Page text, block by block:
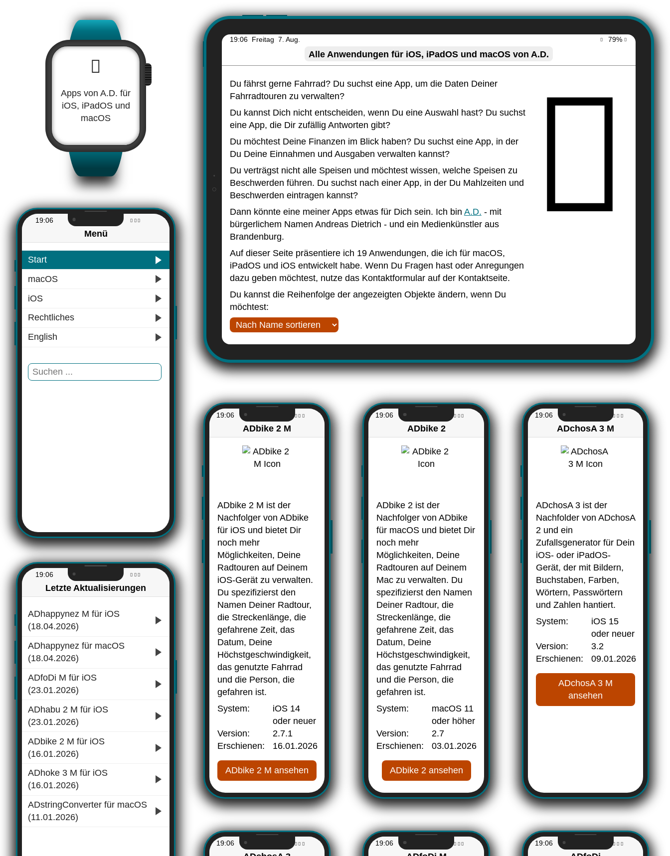
Apps von A.D. für
iOS, iPadOS und
macOS
19:06
Menü
Start
macOS
iOS
Rechtliches
English
19:06
Letzte Aktualisierungen
ADhappynez M für iOS
(18.04.2026)
ADhappynez für macOS
(18.04.2026)
ADfoDi M für iOS
(23.01.2026)
ADhabu 2 M für iOS
(23.01.2026)
ADbike 2 M für iOS
(16.01.2026)
ADhoke 3 M für iOS
(16.01.2026)
ADstringConverter für macOS
(11.01.2026)
19:06 Freitag 7. Aug. 79%
Alle Anwendungen für iOS, iPadOS und macOS von A.D.
Du fährst gerne Fahrrad? Du suchst eine App, um die Daten Deiner
Fahrradtouren zu verwalten?
Du kannst Dich nicht entscheiden, wenn Du eine Auswahl hast? Du suchst
eine App, die Dir zufällig Antworten gibt?
Du möchtest Deine Finanzen im Blick haben? Du suchst eine App, in der
Du Deine Einnahmen und Ausgaben verwalten kannst?
Du verträgst nicht alle Speisen und möchtest wissen, welche Speisen zu
Beschwerden führen. Du suchst nach einer App, in der Du Mahlzeiten und
Beschwerden eintragen kannst?
Dann könnte eine meiner Apps etwas für Dich sein. Ich bin A.D. - mit
bürger­lichem Namen Andreas Dietrich - und ein Medien­künstler aus
Brandenburg.
Auf die­ser Seite präsen­tiere ich 19 An­wen­dungen, die ich für macOS,
iPadOS und iOS ent­wickelt habe. Wenn Du Fra­gen hast oder An­regungen
dazu ge­ben möch­test, nutze das Kontakt­formular auf der Kontakt­seite.
Du kannst die Reihenfolge der angezeigten Objekte ändern, wenn Du
möchtest:
19:06
ADbike 2 M
ADbike 2 M ist der
Nachfolger von ADbike
für iOS und bietet Dir
noch mehr
Möglichkeiten, Deine
Radtouren auf Deinem
iOS-Gerät zu verwalten.
Du spezifizierst den
Namen Deiner Radtour,
die Streckenlänge, die
gefahrene Zeit, das
Datum, Deine
Höchstgeschwindigkeit,
das genutzte Fahrrad
und die Person, die
gefahren ist.
System:
iOS 14
oder neuer
Version:
2.7.1
Erschienen:
16.01.2026
ADbike 2 M ansehen
19:06
ADbike 2
ADbike 2 ist der
Nachfolger von ADbike
für macOS und bietet Dir
noch mehr
Möglichkeiten, Deine
Radtouren auf Deinem
Mac zu verwalten. Du
spezifizierst den Namen
Deiner Radtour, die
Streckenlänge, die
gefahrene Zeit, das
Datum, Deine
Höchstgeschwindigkeit,
das genutzte Fahrrad
und die Person, die
gefahren ist.
System:
macOS 11
oder höher
Version:
2.7
Erschienen:
03.01.2026
ADbike 2 ansehen
19:06
ADchosA 3 M
ADchosA 3 ist der
Nachfolder von ADchosA
2 und ein
Zufallsgenerator für Dein
iOS- oder iPadOS-
Gerät, der mit Bildern,
Buchstaben, Farben,
Wörtern, Passwörtern
und Zahlen hantiert.
System:
iOS 15
oder neuer
Version:
3.2
Erschienen:
09.01.2026
ADchosA 3 M
ansehen
19:06 19:06 19:06